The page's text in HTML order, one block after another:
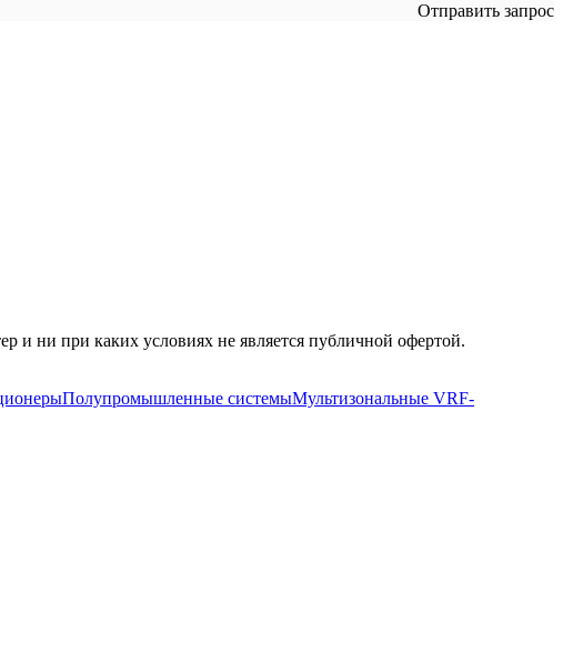
Отправить запрос
и ни при каких условиях не является публичной офертой.
Полупромышленные системыМультизональные VRF-